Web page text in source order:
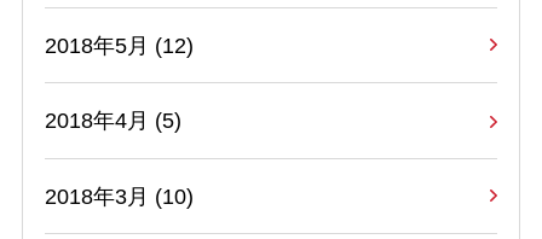
2018年5月 (12)
2018年4月 (5)
2018年3月 (10)